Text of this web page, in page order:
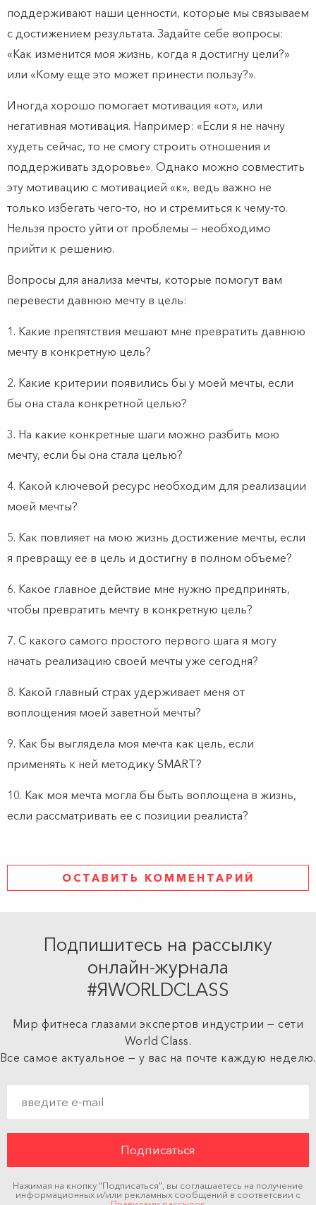
поддерживают наши ценности, которые мы связываем
с достижением результата. Задайте себе вопросы:
«Как изменится моя жизнь, когда я достигну цели?»
или «Кому еще это может принести пользу?».
Иногда хорошо помогает мотивация «от», или
негативная мотивация. Например: «Если я не начну
худеть сейчас, то не смогу строить отношения и
поддерживать здоровье». Однако можно совместить
эту мотивацию с мотивацией «к», ведь важно не
только избегать чего-то, но и стремиться к чему-то.
Нельзя просто уйти от проблемы — необходимо
прийти к решению.
Вопросы для анализа мечты, которые помогут вам
перевести давнюю мечту в цель:
1. Какие препятствия мешают мне превратить давнюю
мечту в конкретную цель?
2. Какие критерии появились бы у моей мечты, если
бы она стала конкретной целью?
3. На какие конкретные шаги можно разбить мою
мечту, если бы она стала целью?
4. Какой ключевой ресурс необходим для реализации
моей мечты?
5. Как повлияет на мою жизнь достижение мечты, если
я превращу ее в цель и достигну в полном объеме?
6. Какое главное действие мне нужно предпринять,
чтобы превратить мечту в конкретную цель?
7. С какого самого простого первого шага я могу
начать реализацию своей мечты уже сегодня?
8. Какой главный страх удерживает меня от
воплощения моей заветной мечты?
9. Как бы выглядела моя мечта как цель, если
применять к ней методику SMART?
10. Как моя мечта могла бы быть воплощена в жизнь,
если рассматривать ее с позиции реалиста?
ОСТАВИТЬ КОММЕНТАРИЙ
Подпишитесь на рассылку
онлайн-журнала
#ЯWORLDCLASS
Мир фитнеса глазами экспертов индустрии — сети
World Class.
Все самое актуальное — у вас на почте каждую неделю.
Нажимая на кнопку "Подписаться", вы соглашаетесь на получение
информационных и/или рекламных сообщений в соответсвии с